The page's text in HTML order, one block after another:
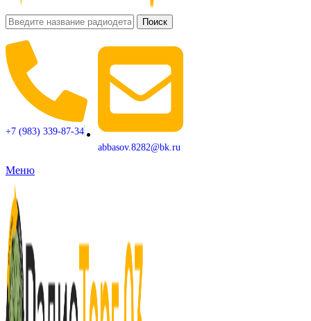
Поиск
+7 (983) 339-87-34
abbasov.8282@bk.ru
Меню